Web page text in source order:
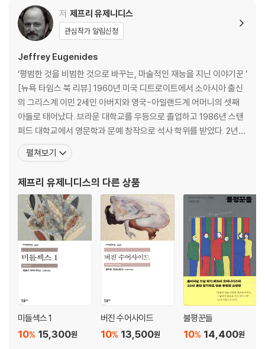
는 세상을 꿈꾸는 칼리오페의 감동적인 이야기인 『미들섹스』는 성과 젠더
를 포함하여 근친 결혼, 인종 차별, 약소 민족, 사회생물학적 결정론 등 현
대 사회의 쟁점을 독창적으로 다룬 보기 드문 문제작이다.
식으로 진행된다. 그는 희귀한 유전적 질환인 5알파환원효소 결핍증을 지
니고 태어나 여성으로 자랐지만 사춘기에 들어서면서 남성적 특징이 발현
되기 시작한다. 결국 우연한 사고를 계기로 완전한 여성도 남성도 아닌 모
호한 성 정체성이 드러나게 된다. 이러한 칼의 이야기는 성 정체성에 대한
이야기만이 아니라 조부모가 그리스에서 미국으로 이민 오면서 시작된 가
족사와 얽히며 전개된다. 그런 점에서 그의 이야기는 국경을 넘나드는 초
국가적 서사이면서 동시에 성의 경계를 넘나드는 트랜스젠더 서사의 결합
이다. 우리가 누구인지를 정의하는 수많은 기준들 중에서도 중요한 두 가
지, 국적과 성을 완전히 바꾸는 것이 가능할까? 다른 나라 사람이 된다면,
다른 성이 된다면 나는 기존의 나와는 전혀 다른 새로운 나로 재탄생할 수
있을까? 이 소설은 우리에게 이런 질문을 던진다.
“내가 양성인간을 소재로 택한 것은 인간의 보편적인 경험과 동떨어지거
나 평범하지 않은 이야기를 쓰려고 한 것이 아니라, 오히려 우리 모두가 공
감할 수 있는 얘기를 하려고 한 것이다. 『미들섹스』를 쓰기 위해 난 내 청소
년기의 기억을 꺼냈다. 내 의도는 독자가 내 책을 읽고 특수한 상황을 평범
한 것으로 받아들이도록 하는 것이다. 『미들섹스』에서 칼리오페(여자)가
칼(남자)이 되어 가는 과정에서 겪는 일들은 내가 그 이야기를 말하는 방
식에 의해 아주 자연스럽게 전개된다. 내가 그토록 많은 가족사를 이야기
저 제프리 유제니디스
관심작가 알림신청
Jeffrey Eugenides
‘평범한 것을 비범한 것으로 바꾸는, 마술적인 재능을 지닌 이야기꾼.’
[뉴욕 타임스 북 리뷰] 1960년 미국 디트로이트에서 소아시아 출신
의 그리스계 이민 2세인 아버지와 영국-아일랜드계 어머니의 셋째
아들로 태어났다. 브라운 대학교를 우등으로 졸업하고 1986년 스탠
퍼드 대학교에서 영문학과 문예 창작으로 석사 학위를 받았다. 2년
후인 1988년 첫 단편집을 출간했다. 1991년 권위 있는 문예 계간지
[더 패리스 리뷰 The Paris Review]에 『처녀들, 자살하다The Vir
최고의 작품에
펼쳐보기
제프리 유제니디스의 다른 상품
미들섹스 1
15,300원
10%
버진 수어사이드
13,500원
10%
불평꾼들
14,400원
10%